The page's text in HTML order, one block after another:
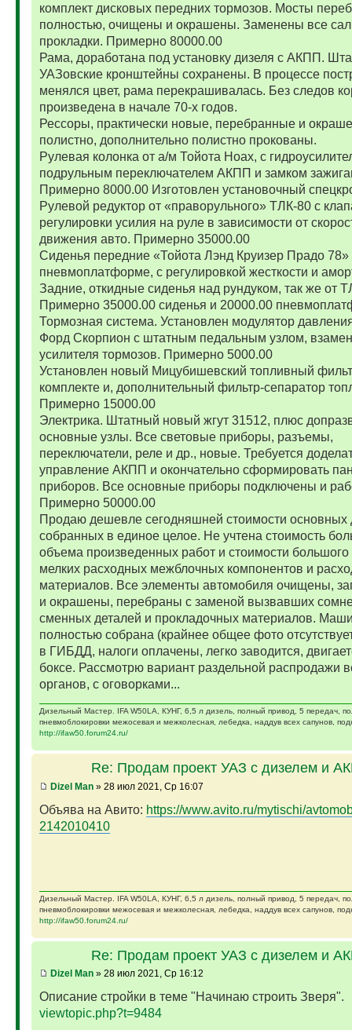
комплект дисковых передних тормозов. Мосты
полностью, очищены и окрашены. Заменены все
прокладки. Примерно 80000.00
Рама, доработана под установку дизеля с АКПП.
УАЗовские кронштейны сохранены. В процессе
менялся цвет, рама перекрашивалась. Без следов
произведена в начале 70-х годов.
Рессоры, практически новые, перебранные и
полистно, дополнительно полистно прокованы.
Рулевая колонка от а/м Тойота Ноах, с
подрульным переключателем АКПП и замком
Примерно 8000.00 Изготовлен установочный
Рулевой редуктор от «праворульного» ТЛК-80 с
регулировки усилия на руле в зависимости от
движения авто. Примерно 35000.00
Сиденья передние «Тойота Лэнд Круизер Прадо 78»
пневмоплатформе, с регулировкой жесткости и
Задние, откидные сиденья над рундуком, так же от
Примерно 35000.00 сиденья и 20000.00
Тормозная система. Установлен модулятор
Форд Скорпион с штатным педальным узлом, взамен
усилителя тормозов. Примерно 5000.00
Установлен новый Мицубишевский топливный
комплекте и, дополнительный фильтр-сепаратор
Примерно 15000.00
Электрика. Штатный новый жгут 31512, плюс
основные узлы. Все световые приборы, разъемы,
переключатели, реле и др., новые. Требуется
управление АКПП и окончательно сформировать
приборов. Все основные приборы подключены и
Примерно 50000.00
Продаю дешевле сегодняшней стоимости основных
собранных в единое целое. Не учтена стоимость
объема произведенных работ и стоимости большого
мелких расходных межблочных компонентов и
материалов. Все элементы автомобиля очищены,
и окрашены, перебраны с заменой вызвавших
сменных деталей и прокладочных материалов.
полностью собрана (крайнее общее фото
в ГИБДД, налоги оплачены, легко заводится,
боксе. Рассмотрю вариант раздельной распродажи
органов, с оговорками...
Дизельный Мастер. IFA W50LA, КУНГ, 6,5 л дизель, полный привод, 5 передач,
пневмоблокировки межосевая и межколесная, лебедка, наддув всех сапунов,
http://ifaw50.forum24.ru/
Re: Продам проект УАЗ с дизелем и
Dizel Man» 28 июл 2021, Ср 16:07
Объява на Авито: https://www.avito.ru/mytischi/
2142010410
Дизельный Мастер. IFA W50LA, КУНГ, 6,5 л дизель, полный привод, 5 передач,
пневмоблокировки межосевая и межколесная, лебедка, наддув всех сапунов,
http://ifaw50.forum24.ru/
Re: Продам проект УАЗ с дизелем и
Dizel Man» 28 июл 2021, Ср 16:12
Описание стройки в теме "Начинаю строить Зверя".
viewtopic.php?t=9484